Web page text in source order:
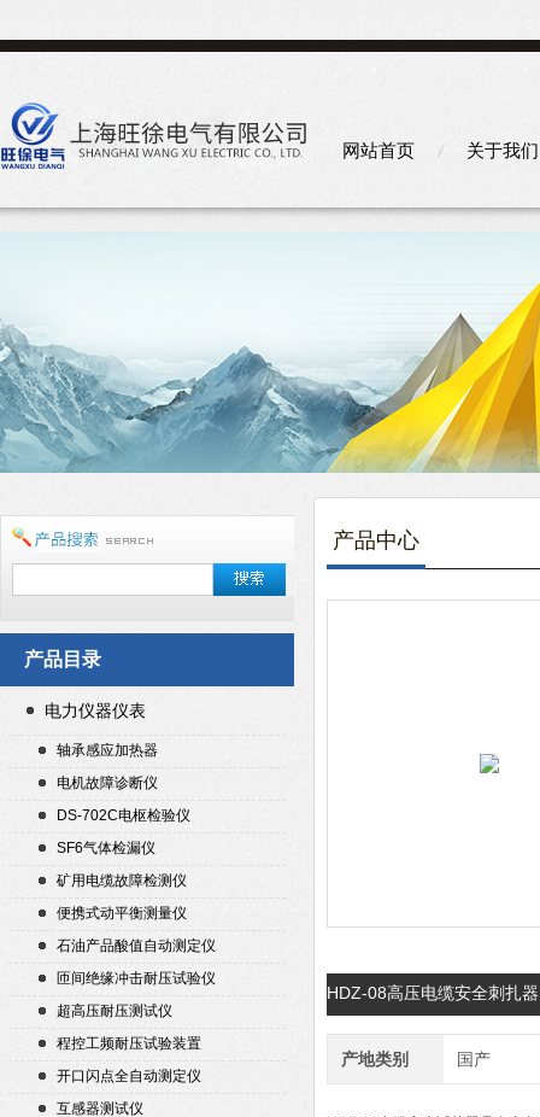
网站首页 关于我们
产品目录
电力仪器仪表
轴承感应加热器
电机故障诊断仪
DS-702C电枢检验仪
SF6气体检漏仪
矿用电缆故障检测仪
便携式动平衡测量仪
石油产品酸值自动测定仪
匝间绝缘冲击耐压试验仪
超高压耐压测试仪
程控工频耐压试验装置
开口闪点全自动测定仪
互感器测试仪
产品中心
HDZ-08高压电缆安全刺扎
产地类别 国产